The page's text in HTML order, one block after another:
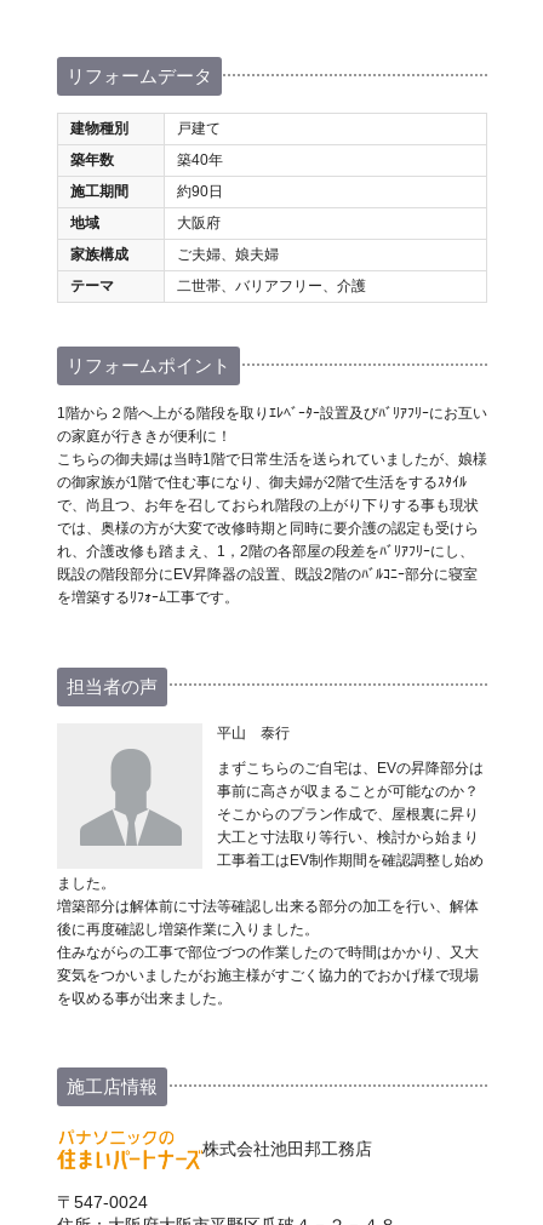
リフォームデータ
建物種別
戸建て
築年数
築40年
施工期間
約90日
地域
大阪府
家族構成
ご夫婦、娘夫婦
テーマ
二世帯、バリアフリー、介護
リフォームポイント
1階から２階へ上がる階段を取りｴﾚﾍﾞｰﾀｰ設置及びﾊﾞﾘｱﾌﾘｰにお互い
の家庭が行ききが便利に！
こちらの御夫婦は当時1階で日常生活を送られていましたが、娘様
の御家族が1階で住む事になり、御夫婦が2階で生活をするｽﾀｲﾙ
で、尚且つ、お年を召しておられ階段の上がり下りする事も現状
では、奥様の方が大変で改修時期と同時に要介護の認定も受けら
れ、介護改修も踏まえ、1，2階の各部屋の段差をﾊﾞﾘｱﾌﾘｰにし、
既設の階段部分にEV昇降器の設置、既設2階のﾊﾞﾙｺﾆｰ部分に寝室
を増築するﾘﾌｫｰﾑ工事です。
担当者の声
平山 泰行
まずこちらのご自宅は、EVの昇降部分は
事前に高さが収まることが可能なのか？
そこからのプラン作成で、屋根裏に昇り
大工と寸法取り等行い、検討から始まり
工事着工はEV制作期間を確認調整し始め
ました。
増築部分は解体前に寸法等確認し出来る部分の加工を行い、解体
後に再度確認し増築作業に入りました。
住みながらの工事で部位づつの作業したので時間はかかり、又大
変気をつかいましたがお施主様がすごく協力的でおかげ様で現場
を収める事が出来ました。
施工店情報
株式会社池田邦工務店
〒547-0024